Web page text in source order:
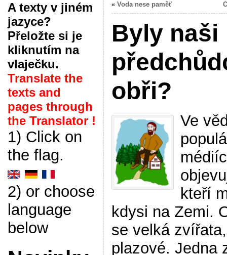
A texty v jiném
jazyce?
Přeložte si je
kliknutím na
vlaječku.
Translate the
texts and
pages through
the Translator !
1) Click on
the flag.
2) or choose
language
below
« Voda nese paměť
Byly naši
obři?
Ve
kteří
kdysi na Zemi.
se velká
plazové. Jedna